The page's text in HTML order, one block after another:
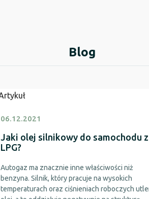
Blog
06.12.2021
Jaki olej silnikowy do samochodu z
LPG?
Autogaz ma znacznie inne właściwości niż
benzyna. Silnik, który pracuje na wysokich
temperaturach oraz ciśnieniach roboczych